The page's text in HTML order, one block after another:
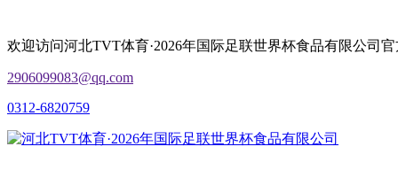
欢迎访问河北TVT体育·2026年国际足联世界杯食品有限公司官
2906099083@qq.com
0312-6820759